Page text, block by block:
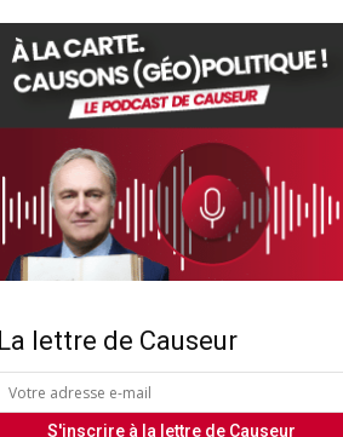
La lettre de Causeur